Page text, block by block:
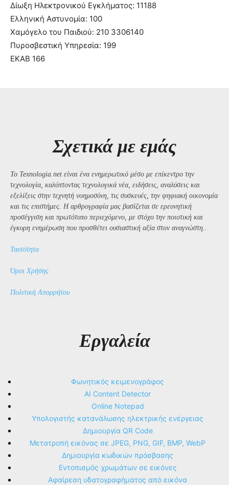
Δίωξη Ηλεκτρονικού Εγκλήματος: 11188
Ελληνική Αστυνομία: 100
Χαμόγελο του Παιδιού: 210 3306140
Πυροσβεστική Υπηρεσία: 199
ΕΚΑΒ 166
Σχετικά με εμάς
Το Texnologia.net είναι ένα ενημερωτικό μέσο με επίκεντρο την
τεχνολογία, καλύπτοντας τεχνολογικά νέα, ειδήσεις, αναλύσεις και
εξελίξεις στην τεχνητή νοημοσύνη, τις συσκευές, την ψηφιακή οικονομία
και τις επιστήμες. Η αρθρογραφία μας βασίζεται σε ερευνητική
προσέγγιση και πρωτότυπο περιεχόμενο, με στόχο την ποιοτική και
έγκυρη ενημέρωση που προσθέτει ουσιαστική αξία στον αναγνώστη..
Ταυτότητα
Όροι Χρήσης
Πολιτική Απορρήτου
Εργαλεία
Φωνητικός κειμενογράφος
AI Content Detector
Online Notepad
Υπολογιστής κατανάλωσης ηλεκτρικής ενέργειας
Δημιουργία QR Code
Μετατροπή εικόνας σε JPEG, PNG, GIF, BMP, WebP
Δημιουργία κωδικών πρόσβασης
Εντοπισμός χρωμάτων σε εικόνες
Αφαίρεση υδατογραφήματος από εικόνα